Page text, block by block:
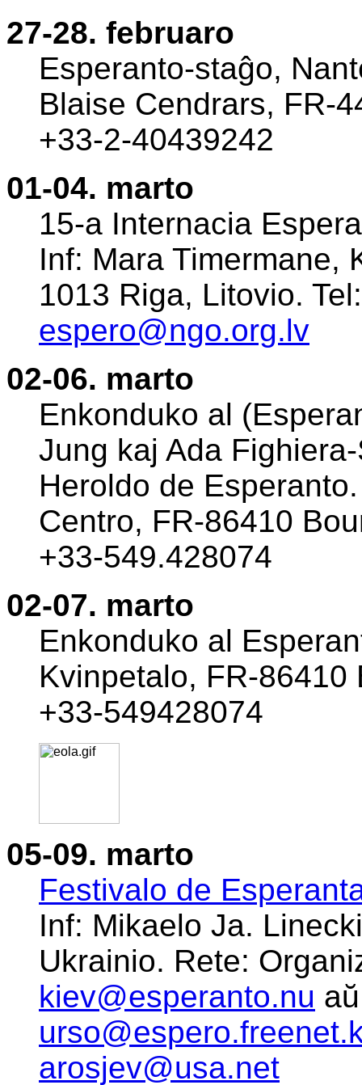
27-28. februaro
Esperanto-staĝo,
Blaise Cendrars, FR-
+33-2-40439242
01-04. marto
15-a Internacia
Inf: Mara Timermane,
1013 Riga, Litovio.
espero@ngo.org.lv
02-06. marto
Enkonduko al
Jung kaj Ada
Heroldo de
Centro, FR-86410
+33-549.428074
02-07. marto
Enkonduko al
Kvinpetalo, FR-86410
+33-549428074
05-09. marto
Festivalo de
Inf: Mikaelo Ja.
Ukrainio. Rete:
kiev@esperanto.nu
arosjev@usa.net